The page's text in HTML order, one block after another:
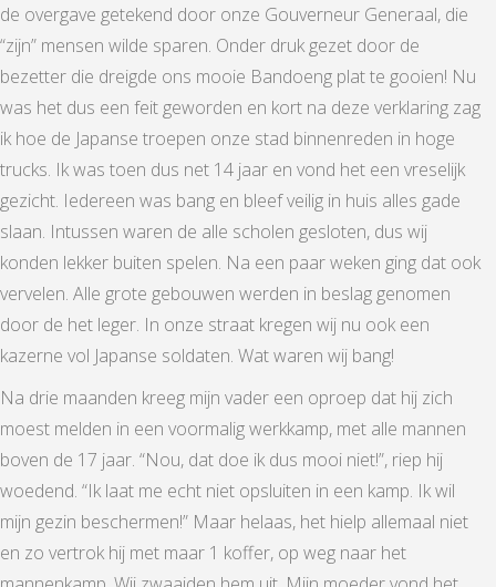
de overgave getekend door onze Gouverneur Generaal, die
“zijn” mensen wilde sparen. Onder druk gezet door de
bezetter die dreigde ons mooie Bandoeng plat te gooien! Nu
was het dus een feit geworden en kort na deze verklaring zag
ik hoe de Japanse troepen onze stad binnenreden in hoge
trucks. Ik was toen dus net 14 jaar en vond het een vreselijk
gezicht. Iedereen was bang en bleef veilig in huis alles gade
slaan. Intussen waren de alle scholen gesloten, dus wij
konden lekker buiten spelen. Na een paar weken ging dat ook
vervelen. Alle grote gebouwen werden in beslag genomen
door de het leger. In onze straat kregen wij nu ook een
kazerne vol Japanse soldaten. Wat waren wij bang!
Na drie maanden kreeg mijn vader een oproep dat hij zich
moest melden in een voormalig werkkamp, met alle mannen
boven de 17 jaar. “Nou, dat doe ik dus mooi niet!”, riep hij
woedend. “Ik laat me echt niet opsluiten in een kamp. Ik wil
mijn gezin beschermen!” Maar helaas, het hielp allemaal niet
en zo vertrok hij met maar 1 koffer, op weg naar het